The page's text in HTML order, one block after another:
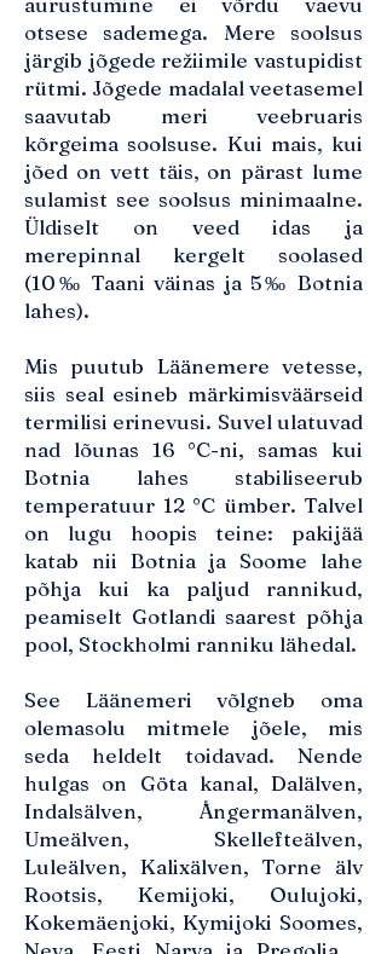
otsese sademega. Mere soolsus
järgib jõgede režiimile vastupidist
rütmi. Jõgede madalal veetasemel
saavutab meri veebruaris
kõrgeima soolsuse. Kui mais, kui
jõed on vett täis, on pärast lume
sulamist see soolsus minimaalne.
Üldiselt on veed idas ja
merepinnal kergelt soolased
(10‰ Taani väinas ja 5‰ Botnia
lahes).
Mis puutub Läänemere vetesse,
siis seal esineb märkimisväärseid
termilisi erinevusi. Suvel ulatuvad
nad lõunas 16 °C-ni, samas kui
Botnia lahes stabiliseerub
temperatuur 12 °C ümber. Talvel
on lugu hoopis teine: pakijää
katab nii Botnia ja Soome lahe
põhja kui ka paljud rannikud,
peamiselt Gotlandi saarest põhja
pool, Stockholmi ranniku lähedal.
See Läänemeri võlgneb oma
olemasolu mitmele jõele, mis
seda heldelt toidavad. Nende
hulgas on Göta kanal, Dalälven,
Indalsälven, Ångermanälven,
Umeälven, Skellefteälven,
Luleälven, Kalixälven, Torne älv
Rootsis, Kemijoki, Oulujoki,
Kokemäenjoki, Kymijoki Soomes,